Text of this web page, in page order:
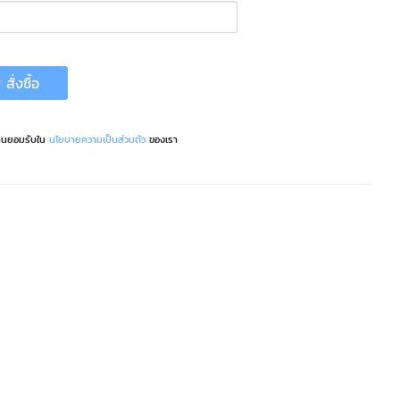
สั่งซื้อ
นยอมรับในนโยบายความเป็นส่วนตัว ของเรา